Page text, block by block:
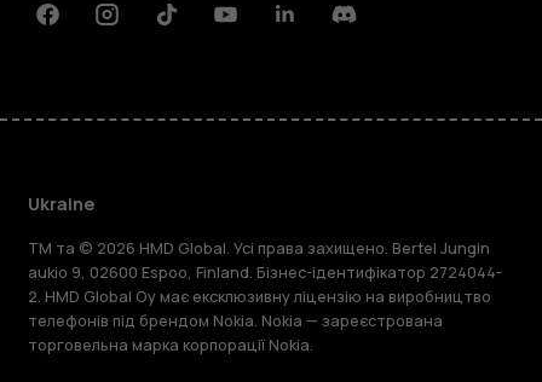
FacebookInstagramTiktokYoutubeLinkedinDiscord
Ukraine
TM та © 2026 HMD Global. Усі права захищено. Bertel Jungin
aukio 9, 02600 Espoo, Finland. Бізнес-ідентифікатор 2724044-
2. HMD Global Oy має ексклюзивну ліцензію на виробництво
телефонів під брендом Nokia. Nokia — зареєстрована
торговельна марка корпорації Nokia.